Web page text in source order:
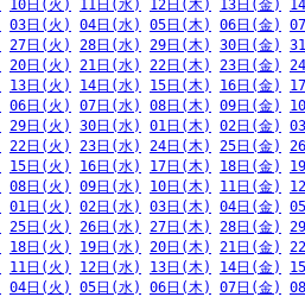
10日(火) 11日(水) 12日(木) 13日(金)
03日(火) 04日(水) 05日(木) 06日(金)
27日(火) 28日(水) 29日(木) 30日(金)
20日(火) 21日(水) 22日(木) 23日(金)
13日(火) 14日(水) 15日(木) 16日(金)
06日(火) 07日(水) 08日(木) 09日(金)
29日(火) 30日(水) 01日(木) 02日(金)
22日(火) 23日(水) 24日(木) 25日(金)
15日(火) 16日(水) 17日(木) 18日(金)
08日(火) 09日(水) 10日(木) 11日(金)
01日(火) 02日(水) 03日(木) 04日(金)
25日(火) 26日(水) 27日(木) 28日(金)
18日(火) 19日(水) 20日(木) 21日(金)
11日(火) 12日(水) 13日(木) 14日(金)
04日(火) 05日(水) 06日(木) 07日(金)